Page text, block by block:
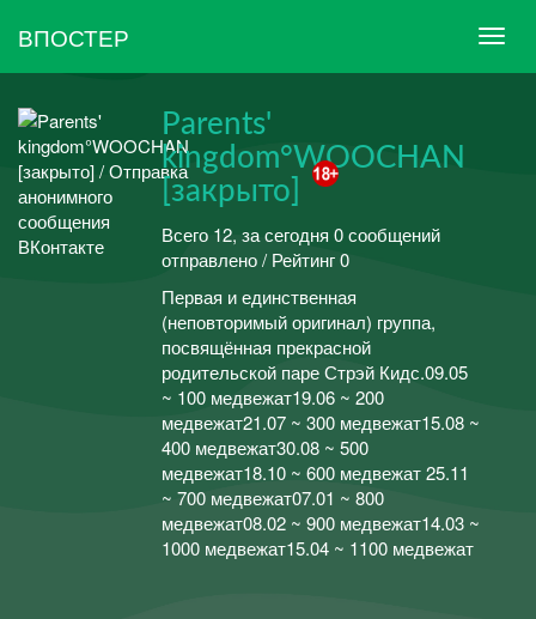
ВПОСТЕР
Parents'
kingdom°WOOCHAN
[закрыто]
Всего 12, за сегодня 0 сообщений
отправлено / Рейтинг 0
Первая и единственная
(неповторимый оригинал) группа,
посвящённая прекрасной
родительской паре Стрэй Кидс.09.05
~ 100 медвежат19.06 ~ 200
медвежат21.07 ~ 300 медвежат15.08 ~
400 медвежат30.08 ~ 500
медвежат18.10 ~ 600 медвежат 25.11
~ 700 медвежат07.01 ~ 800
медвежат08.02 ~ 900 медвежат14.03 ~
1000 медвежат15.04 ~ 1100 медвежат